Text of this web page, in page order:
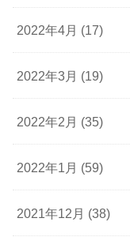
2022年4月 (17)
2022年3月 (19)
2022年2月 (35)
2022年1月 (59)
2021年12月 (38)